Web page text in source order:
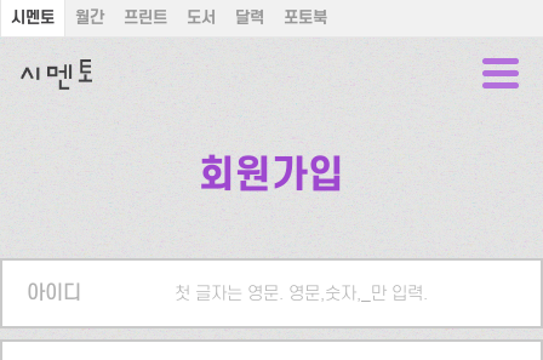
시멘토 월간 프린트 도서 달력 포토북
회원가입
아이디 첫 글자는 영문. 영문,숫자,_만 입력.